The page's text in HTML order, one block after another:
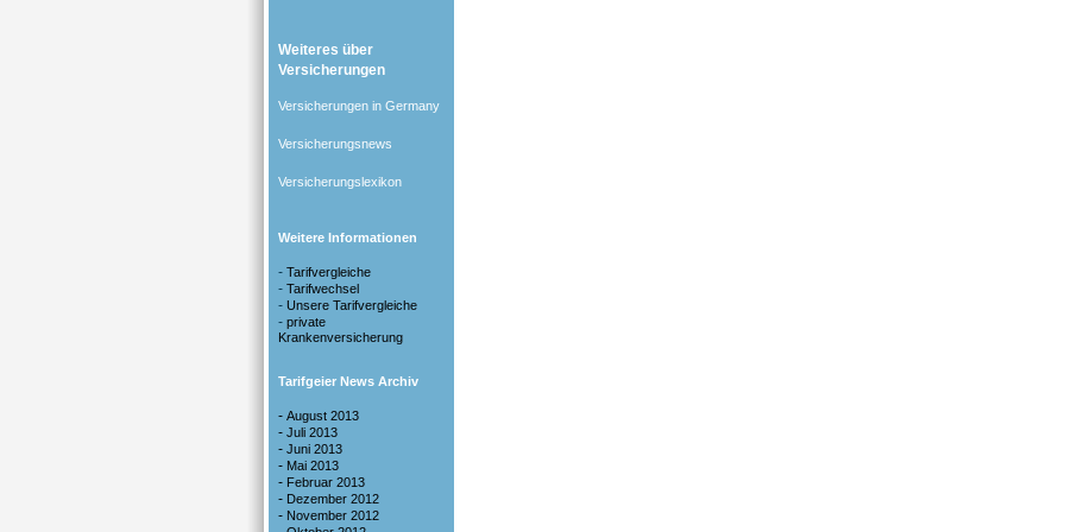
Weiteres über
Versicherungen
Versicherungen in Germany
Versicherungsnews
Versicherungslexikon
Weitere Informationen
- Tarifvergleiche
- Tarifwechsel
- Unsere Tarifvergleiche
- private
Krankenversicherung
Tarifgeier News Archiv
- August 2013
- Juli 2013
- Juni 2013
- Mai 2013
- Februar 2013
- Dezember 2012
- November 2012